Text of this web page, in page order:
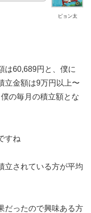
ピョン太
は60,689円と、僕に
立金額は9万円以上〜
の毎月の積立額とな
すね
立されている方が平均
だったので興味ある方